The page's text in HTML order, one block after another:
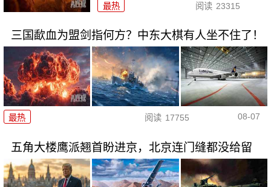
最热 阅读 23315
三国歃血为盟剑指何方？中东大棋有人坐不住了！
最热 阅读 17755 08-07
五角大楼鹰派翘首盼进京，北京连门缝都没给留